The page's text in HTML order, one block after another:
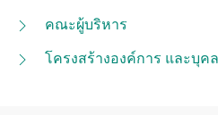
คณะผู้บริหาร
โครงสร้างองค์การ และบุค